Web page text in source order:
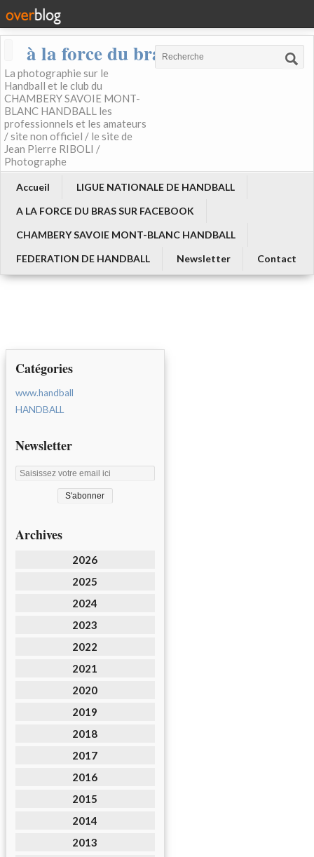
à la force du bras
La photographie sur le
Handball et le club du
CHAMBERY SAVOIE MONT-
BLANC HANDBALL les
professionnels et les amateurs
/ site non officiel / le site de
Jean Pierre RIBOLI /
Photographe
Accueil
LIGUE NATIONALE DE HANDBALL
A LA FORCE DU BRAS SUR FACEBOOK
CHAMBERY SAVOIE MONT-BLANC HANDBALL
FEDERATION DE HANDBALL
Newsletter Contact
Catégories
www.handball
HANDBALL
Newsletter
Archives
2026
2025
2024
2023
2022
2021
2020
2019
2018
2017
2016
2015
2014
2013